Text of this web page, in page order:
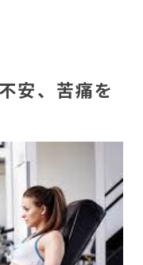
安、苦痛を